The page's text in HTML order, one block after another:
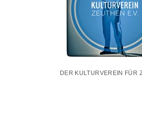
e.V.
DER KULTURVEREIN FÜR